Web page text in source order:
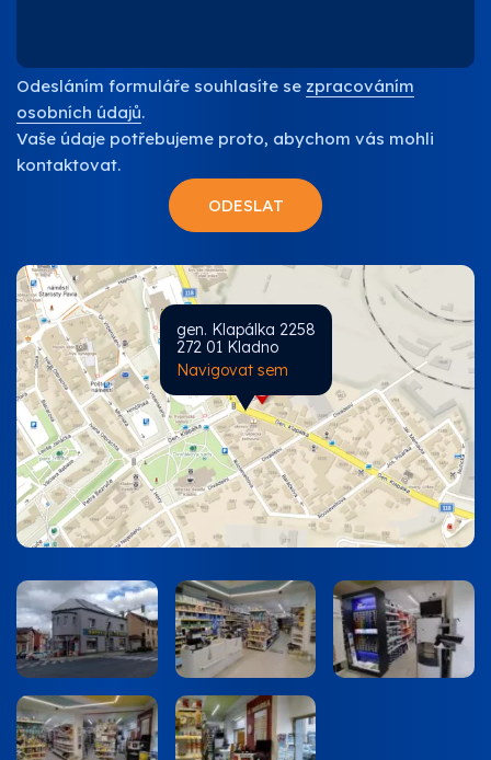
Odesláním formuláře souhlasíte se zpracováním
osobních údajů.
Vaše údaje potřebujeme proto, abychom vás mohli
kontaktovat.
gen. Klapálka 2258
272 01 Kladno
Navigovat sem